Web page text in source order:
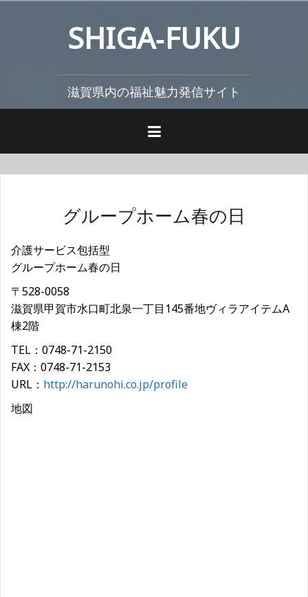
ス
SHIGA‐FUKU
滋賀県内の福祉魅力発信サイト
グループホーム春の日
介護サービス包括型
グループホーム春の日
〒528-0058
滋賀県甲賀市水口町北泉一丁目145番地ヴィラアイテムA
棟2階
TEL：0748-71-2150
FAX：0748-71-2153
URL： http://harunohi.co.jp/profile
地図